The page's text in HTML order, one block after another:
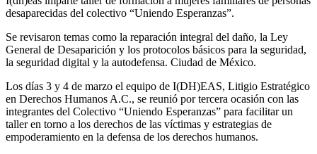
desaparecidas del colectivo “Uniendo Esperanzas”.
Se revisaron temas como la reparación integral del daño, la Ley
General de Desaparición y los protocolos básicos para la seguridad,
la seguridad digital y la autodefensa. Ciudad de México.
Los días 3 y 4 de marzo el equipo de I(DH)EAS, Litigio Estratégico
en Derechos Humanos A.C., se reunió por tercera ocasión con las
integrantes del Colectivo “Uniendo Esperanzas” para facilitar un
taller en torno a los derechos de las víctimas y estrategias de
empoderamiento en la defensa de los derechos humanos.